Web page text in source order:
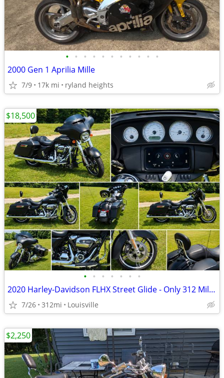
• • • • • • • • • • •
2000 Gen 1 Aprilia Mille
7/9 17k mi ryland heights
• • • • • • •
2020 Harley-Davidson FLHX Street Glide - Only 312 Miles
7/26 312mi Louisville
$18,500
$2,250